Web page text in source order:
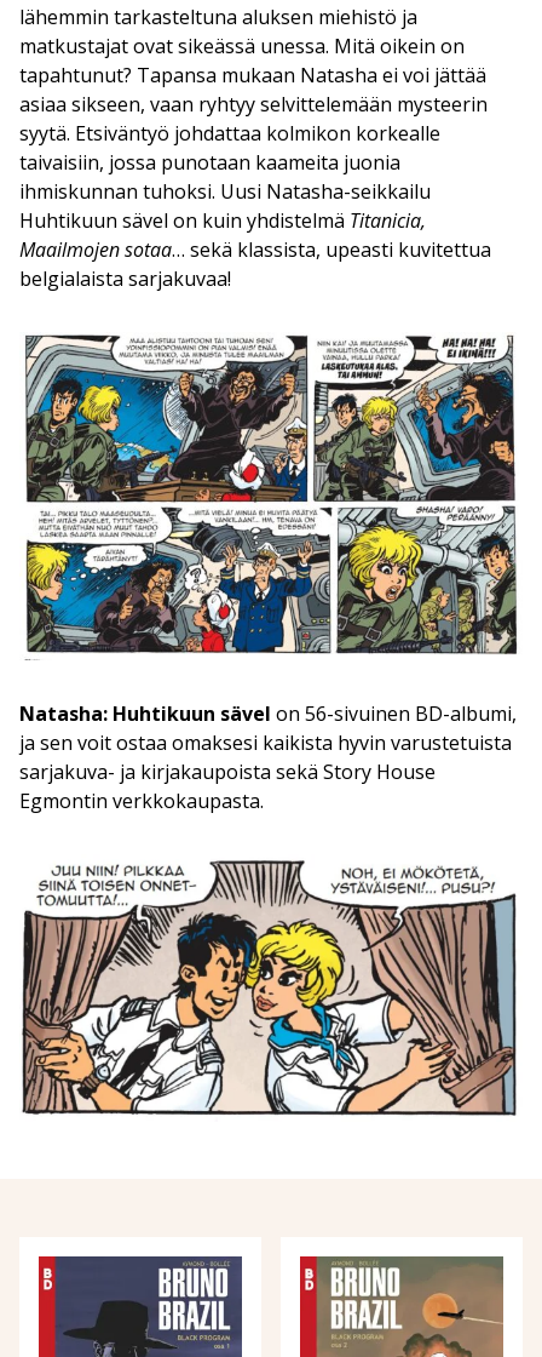
lähemmin tarkasteltuna aluksen miehistö ja
matkustajat ovat sikeässä unessa. Mitä oikein on
tapahtunut? Tapansa mukaan Natasha ei voi jättää
asiaa sikseen, vaan ryhtyy selvittelemään mysteerin
syytä. Etsiväntyö johdattaa kolmikon korkealle
taivaisiin, jossa punotaan kaameita juonia
ihmiskunnan tuhoksi. Uusi Natasha-seikkailu
Huhtikuun sävel on kuin yhdistelmä Titanicia,
Maailmojen sotaa… sekä klassista, upeasti kuvitettua
belgialaista sarjakuvaa!
Natasha: Huhtikuun sävel on 56-sivuinen BD-albumi,
ja sen voit ostaa omaksesi kaikista hyvin varustetuista
sarjakuva- ja kirjakaupoista sekä Story House
Egmontin verkkokaupasta.